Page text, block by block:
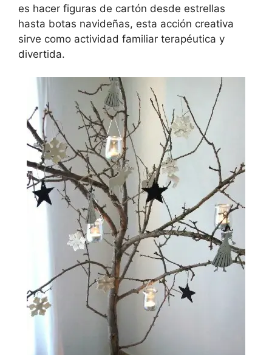
es hacer figuras de cartón desde estrellas
hasta botas navideñas, esta acción creativa
sirve como actividad familiar terapéutica y
divertida.